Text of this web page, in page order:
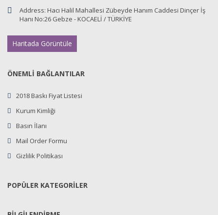
Address: Hacı Halil Mahallesi Zübeyde Hanım Caddesi Dinçer İş
Hanı No:26 Gebze - KOCAELİ / TÜRKİYE
Haritada Görüntüle
ÖNEMLİ BAĞLANTILAR
2018 Baskı Fiyat Listesi
Kurum Kimliği
Basın İlanı
Mail Order Formu
Gizlilik Politikası
POPÜLER KATEGORİLER